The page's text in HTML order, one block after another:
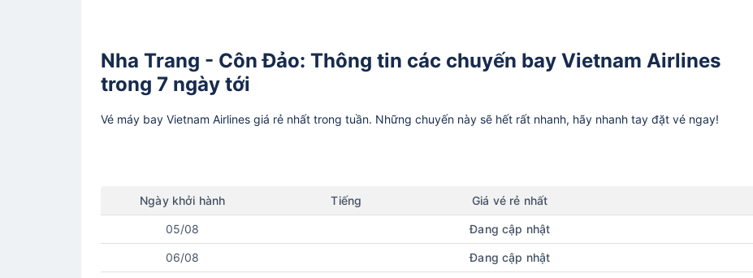
Nha Trang - Côn Đảo: Thông tin các chuyến bay Vietnam Airlines
trong 7 ngày tới
Vé máy bay Vietnam Airlines giá rẻ nhất trong tuần. Những chuyến này sẽ hết rất nhanh, hãy nhanh tay đặt vé ngay!
Ngày khởi hành Tiếng Giá vé rẻ nhất
05/08 Đang cập nhật
06/08 Đang cập nhật